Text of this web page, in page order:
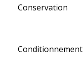
Conservation
Conditionnement